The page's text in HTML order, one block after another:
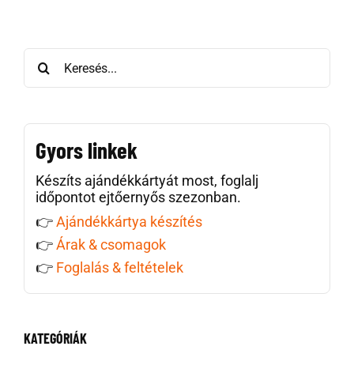
Keresés:
Gyors linkek
Készíts ajándékkártyát most, foglalj
időpontot ejtőernyős szezonban.
👉Ajándékkártya készítés
👉Árak & csomagok
👉 Foglalás & feltételek
KATEGÓRIÁK